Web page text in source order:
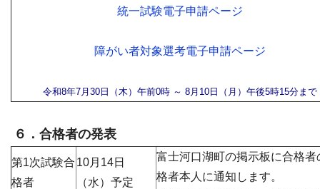
統一試験電子申請ページ
障がい者対象選考電子申請ページ
令和8年7月30日（木）午前0時 ～ 8月10日（月）午後5時15分まで
６．合格者の発表
第1次試験合
格者
10月14日
（水）予定
富士河口湖町の掲示板に合格
格者本人に通知します。